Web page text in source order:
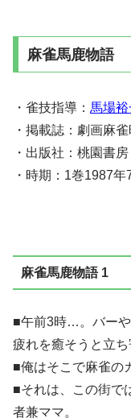
麻雀馬鹿物語
・雀技指導： 馬場裕
・掲載誌：劇画麻
・出版社：桃園書房
・時期：1巻1987
麻雀馬鹿物語 1
■午前3時…。バー
疲れを癒そうと立ち
■俺はそこで麻雀の
■それは、この街で
者兼ママ。